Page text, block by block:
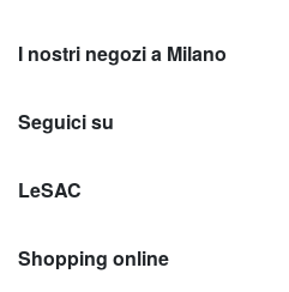
I nostri negozi a Milano
Seguici su
LeSAC
Shopping online